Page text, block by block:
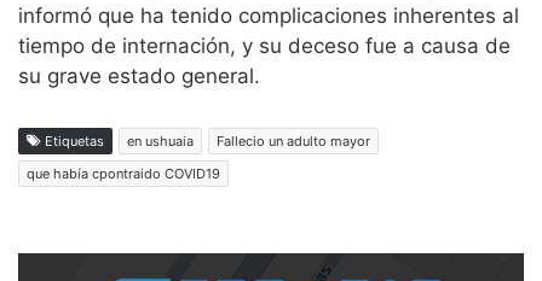
informó que ha tenido complicaciones inherentes al
tiempo de internación, y su deceso fue a causa de
su grave estado general.
Etiquetas en ushuaia
Fallecio un adulto mayor
que había cpontraido COVID19